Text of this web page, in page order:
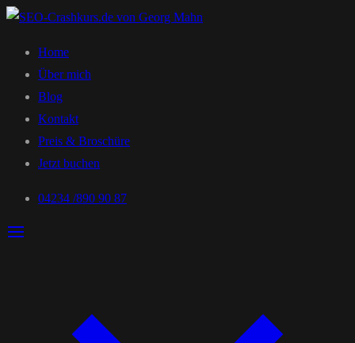
Home
Über mich
Blog
Kontakt
Preis & Broschüre
Jetzt buchen
04234 /890 90 87